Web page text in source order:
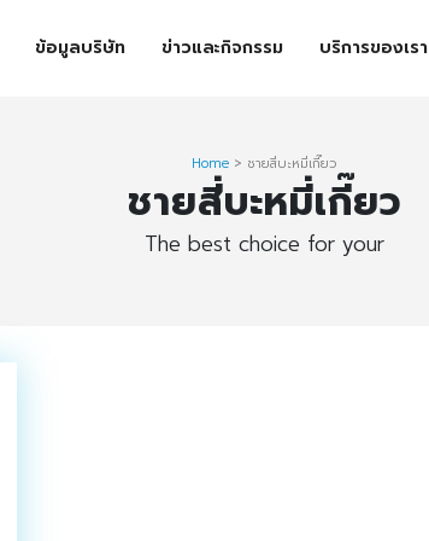
ข้อมูลบริษัท ข่าวและกิจกรรม บริการของเรา
Home > ชายสี่บะหมี่เกี๊ยว
ชายสี่บะหมี่เกี๊ยว
The best choice for your